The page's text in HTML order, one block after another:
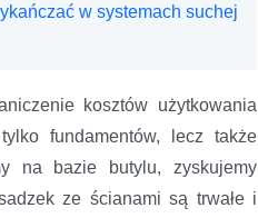
w systemach suchej
kosztów użytkowania
fundamentów, lecz także
na bazie butylu, zyskujemy
ze ścianami są trwałe i